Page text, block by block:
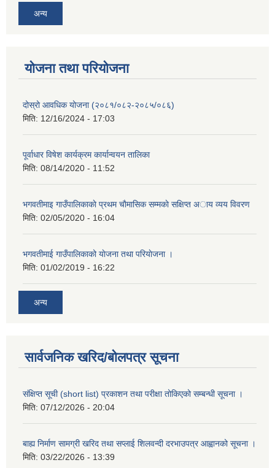
अन्य
योजना तथा परियोजना
दोस्रो आवधिक योजना (२०८१/०८२-२०८५/०८६)
मिति: 12/16/2024 - 17:03
पूर्वाधार विषेश कार्यक्रम कार्यान्वयन तालिका
मिति: 08/14/2020 - 11:52
भगवतीमाइ गाउँपालिकाकाे प्रथम चाैमासिक सम्मकाे सक्षिप्त अाय व्यय विवरण
मिति: 02/05/2020 - 16:04
भगवतीमाई गाउँपालिकाको याेजना तथा परियाेजना ।
मिति: 01/02/2019 - 16:22
अन्य
सार्वजनिक खरिद/बोलपत्र सूचना
संक्षिप्त सूची (short list) प्रकाशन तथा परीक्षा तोकिएको सम्बन्धी सूचना ।
मिति: 07/12/2026 - 20:04
बाह्य निर्माण सामग्री खरिद तथा सप्लाई शिलवन्दी दरभाउपत्र आह्वानको सूचना ।
मिति: 03/22/2026 - 13:39